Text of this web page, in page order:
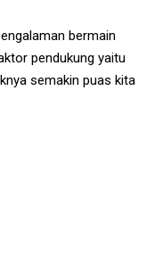
bermain
pendukung yaitu
semakin puas kita